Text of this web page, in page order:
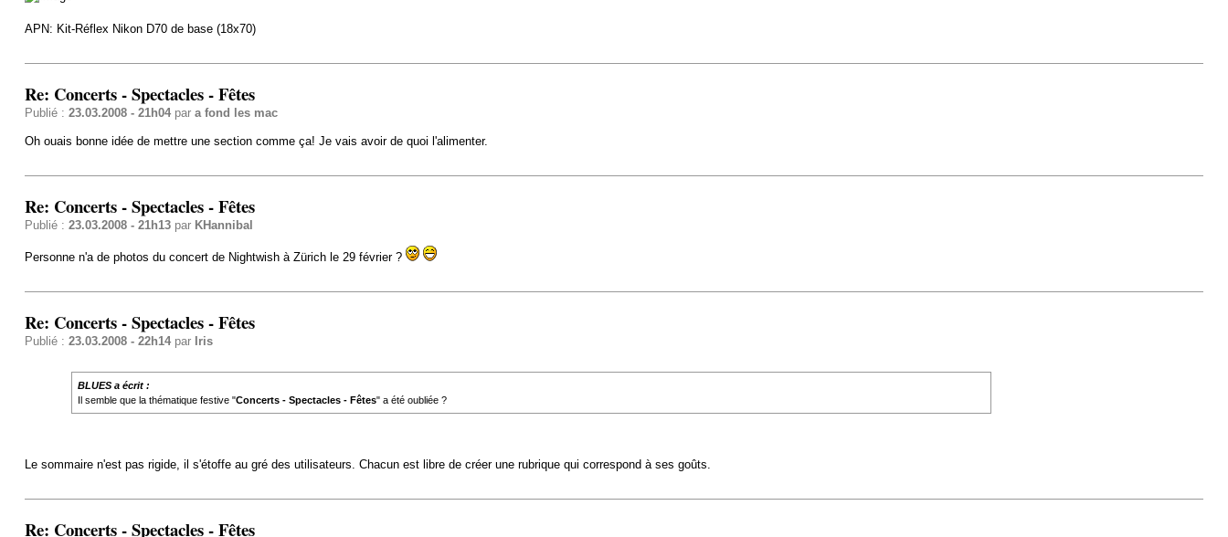
APN: Kit-Réflex Nikon D70 de base (18x70)
Re: Concerts - Spectacles - Fêtes
Publié : 23.03.2008 - 21h04par a fond les mac
Oh ouais bonne idée de mettre une section comme ça! Je vais avoir de quoi l'alimenter.
Re: Concerts - Spectacles - Fêtes
Publié : 23.03.2008 - 21h13par KHannibal
Personne n'a de photos du concert de Nightwish à Zürich le 29 février ?
Re: Concerts - Spectacles - Fêtes
Publié : 23.03.2008 - 22h14par Iris
BLUES a écrit :
Il semble que la thématique festive "Concerts - Spectacles - Fêtes" a été oubliée ?
Le sommaire n'est pas rigide, il s'étoffe au gré des utilisateurs. Chacun est libre de créer une rubrique qui correspond à ses goûts.
Re: Concerts - Spectacles - Fêtes